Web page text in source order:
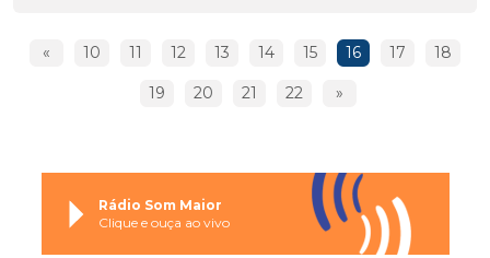
« 10 11 12 13 14 15 16 17 18
19 20 21 22 »
Rádio Som Maior
Clique e ouça ao vivo